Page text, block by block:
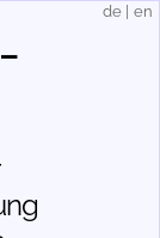
de en